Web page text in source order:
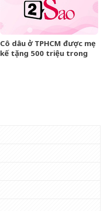
Cô dâu ở TPHCM được mẹ
kế tặng 500 triệu trong